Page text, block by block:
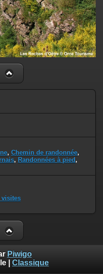
, Chemin de randonnée,
, Randonnées à pied ,
visites
Piwigo
Classique